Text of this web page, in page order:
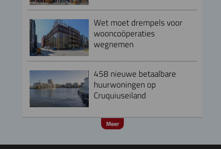
Wet moet drempels voor
wooncoöperaties
wegnemen
458 nieuwe betaalbare
huurwoningen op
Cruquiuseiland
Meer